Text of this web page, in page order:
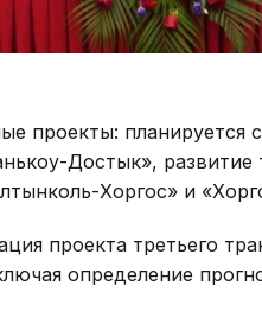
проекты: планируется
Достык»,
Хоргос» и
проекта третьего
определение